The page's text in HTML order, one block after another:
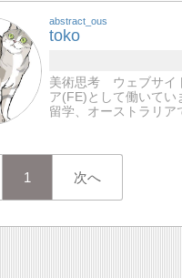
abstract_ous
toko
美術思考 ウェブサイ
ア(FE)として働いてい
留学、オーストラリア
1 次へ